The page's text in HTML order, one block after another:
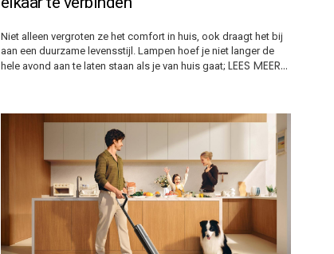
Niet alleen vergroten ze het comfort in huis, ook draagt het bij
aan een duurzame levensstijl. Lampen hoef je niet langer de
hele avond aan te laten staan als je van huis gaat; LEES MEER…